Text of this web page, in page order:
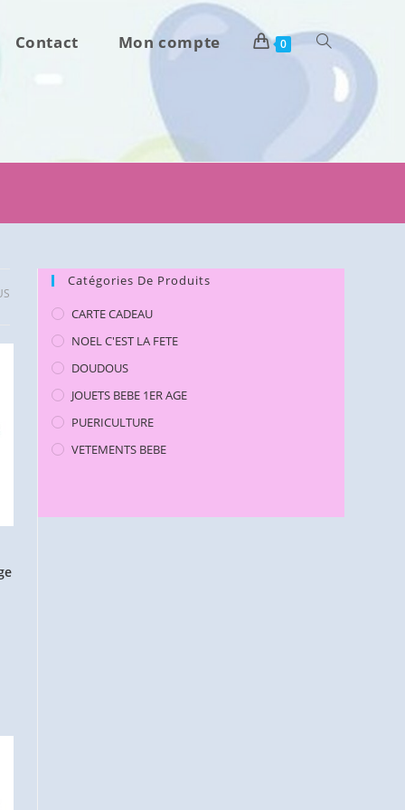
Contact Mon compte 0 Toggle
Catégories De Produits
CARTE CADEAU
NOEL C'EST LA FETE
DOUDOUS
JOUETS BEBE 1ER AGE
PUERICULTURE
VETEMENTS BEBE